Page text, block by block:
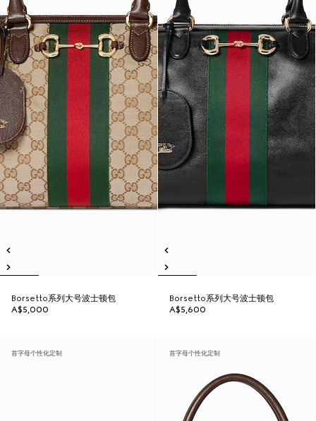
Borsetto系列大号波士顿包
A$5,000
Borsetto系列大号波士顿包
A$5,600
首字母个性化定制 首字母个性化定制